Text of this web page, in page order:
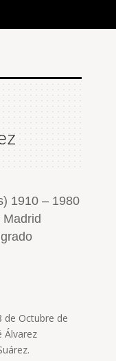
1910 – 1980
de Octubre de
Álvarez